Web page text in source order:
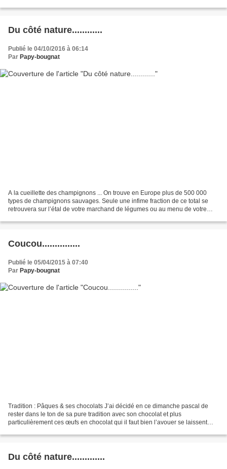
Du côté nature............
Publié le 04/10/2016 à 06:14
Par Papy-bougnat
A la cueillette des champignons ... On trouve en Europe plus de 500 000
types de champignons sauvages. Seule une infime fraction de ce total se
retrouvera sur l’étal de votre marchand de légumes ou au menu de votre
Coucou...............
Publié le 05/04/2015 à 07:40
Par Papy-bougnat
Tradition : Pâques & ses chocolats J’ai décidé en ce dimanche pascal de
rester dans le ton de sa pure tradition avec son chocolat et plus
particulièrement ces œufs en chocolat qui il faut bien l’avouer se laissent
Du côté nature.............